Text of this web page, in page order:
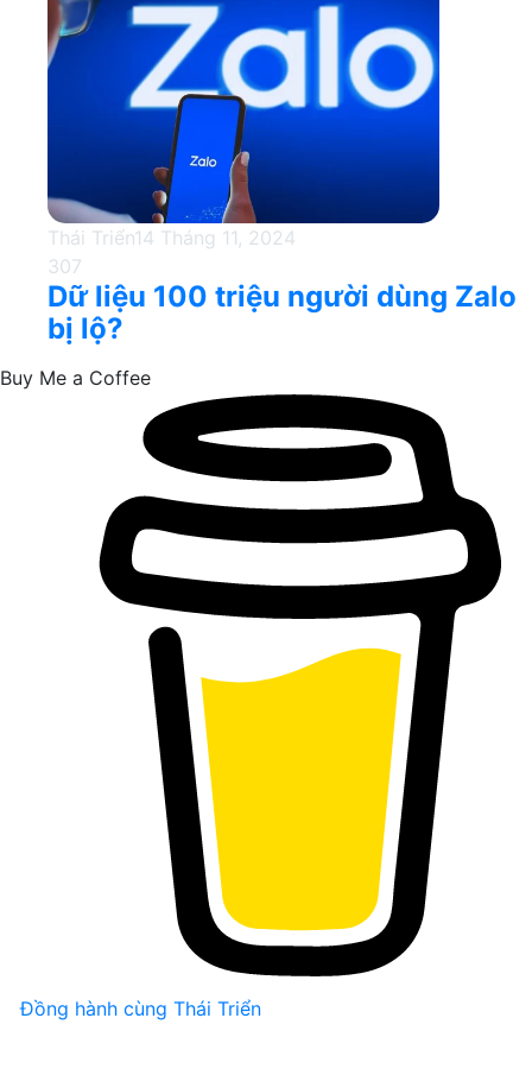
Thái Triển14 Tháng 11, 2024
307
Dữ liệu 100 triệu người dùng Zalo
bị lộ?
Buy Me a Coffee
Đồng hành cùng Thái Triển